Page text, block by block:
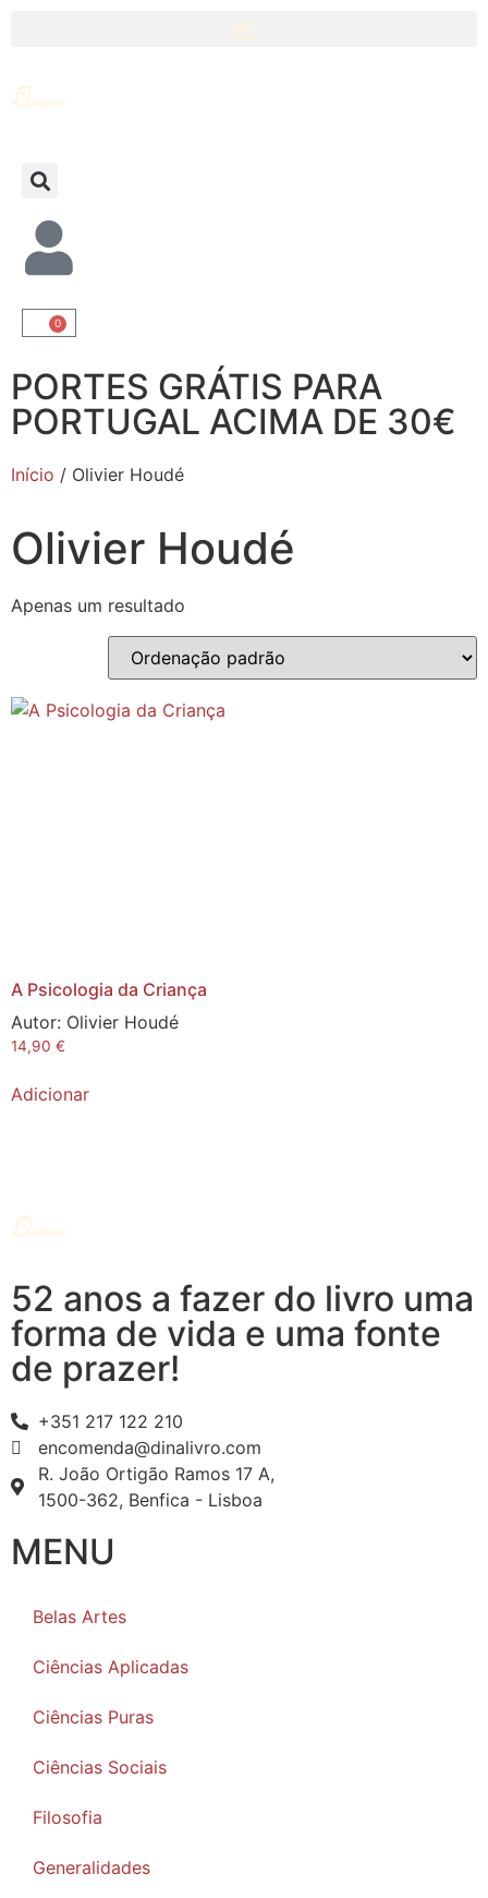
0
PORTES GRÁTIS PARA
PORTUGAL ACIMA DE 30€
Início / Olivier Houdé
Olivier Houdé
Apenas um resultado
A Psicologia da Criança
Autor: Olivier Houdé
14,90 €
Adicionar
52 anos a fazer do livro uma
forma de vida e uma fonte
de prazer!
+351 217 122 210
encomenda@dinalivro.com
R. João Ortigão Ramos 17 A,
1500-362, Benfica - Lisboa
MENU
Belas Artes
Ciências Aplicadas
Ciências Puras
Ciências Sociais
Filosofia
Generalidades